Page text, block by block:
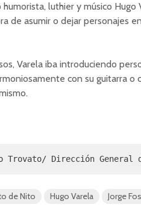
luthier y músico Hugo
de asumir o dejar personajes
Varela iba introduciendo
con su guitarra o
Trovato/ Dirección General
de Nito Hugo Varela Jorge